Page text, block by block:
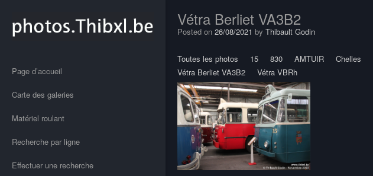
Page d’accueil
Carte des galeries
Matériel roulant
Recherche par ligne
Effectuer une recherche
Vétra Berliet VA3B2
Posted on 26/08/2021 by Thibault Godin
Toutes les photos 15 830 AMTUIR Chelles
Vétra Berliet VA3B2
Vétra VBRh